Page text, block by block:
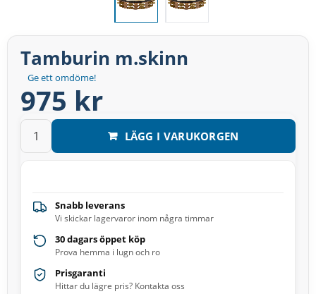
Ge ett omdöme!
Tamburin m.skinn
975 kr
LÄGG I VARUKORGEN
Snabb leverans
Vi skickar lagervaror inom några timmar
30 dagars öppet köp
Prova hemma i lugn och ro
Prisgaranti
Hittar du lägre pris? Kontakta oss